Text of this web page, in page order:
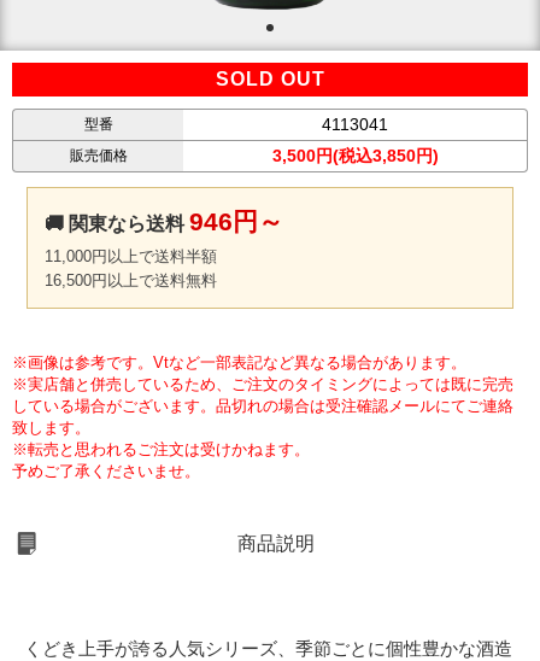
SOLD OUT
型番 4113041
販売価格 3,500円(税込3,850円)
🚚 関東なら送料946円～
11,000円以上で送料半額
16,500円以上で送料無料
※画像は参考です。Vtなど一部表記など異なる場合があります。
※実店舗と併売しているため、ご注文のタイミングによっては既に完売
している場合がございます。品切れの場合は受注確認メールにてご連絡
致します。
※転売と思われるご注文は受けかねます。
予めご了承くださいませ。
商品説明
くどき上手が誇る人気シリーズ、季節ごとに個性豊かな酒造